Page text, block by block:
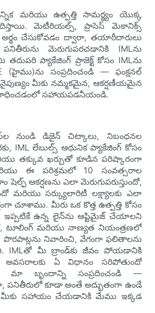
మరియు ఉత్పత్తి సామర్థ్యం యొక్క
మెటీరియల్స్, ప్రాసెస్ మెకానిక్స్
చేసుకోవడం ద్వారా, తయారీదారులు
మెరుగుపరచడానికి IMLను
ప్యాకేజింగ్ ప్రాజెక్ట్ కోసం IMLను
(హైము)ను సంప్రదించండి — ఫంక్షనల్
మీకు నమ్మకమైన, ఆకర్షణీయమైన
సహాయపడనీయండి.
నుండి డిజైన్ చిట్కాలు, నిబంధనల
IML లేబుల్స్ ఆధునిక ప్యాకేజింగ్ కోసం
తక్కువ ఖర్చుతో కూడిన పరిష్కారంగా
ఈ పరిశ్రమలో 10 సంవత్సరాల
ఆకర్షణను ఎలా మెరుగుపరుస్తుందో,
మరియు సర్క్యులారిటీ లక్ష్యాలకు ఎలా
చూశాము. మీరు ఒక కొత్త ఉత్పత్తి కోసం
ఇప్పటికే ఉన్న లైన్‌ను ఆప్టిమైజ్ చేయాలని
టూలింగ్ మరియు నాణ్యత నియంత్రణలో
నివారించి, వేగంగా ఫలితాలను
IMLతో మీ బ్రాండ్‌కు జీవం పోయడానికి
ఏ విధానం సరిపోతుందో
మా బృందాన్ని సంప్రదించండి —
కూడా అంతే అద్భుతంగా ఉండే
మీకు సహాయం చేయడానికి మేము ఇక్కడ